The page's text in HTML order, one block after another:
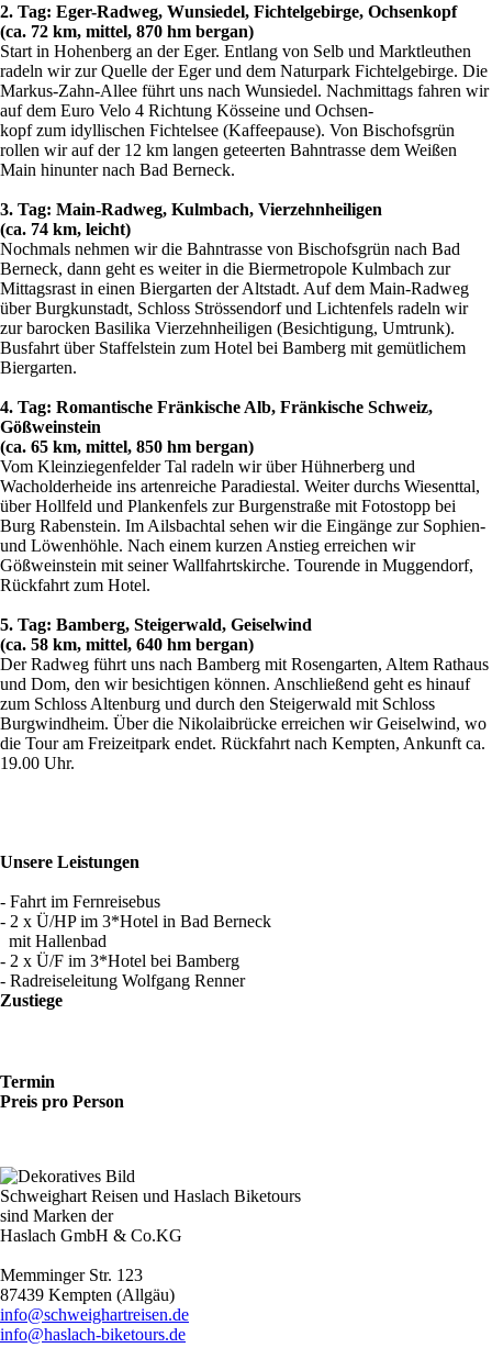
2. Tag: Eger-Radweg, Wunsiedel, Fichtelgebirge, Ochsenkopf
(ca. 72 km, mittel, 870 hm bergan)
Start in Hohenberg an der Eger. Entlang von Selb und Marktleuthen
radeln wir zur Quelle der Eger und dem Naturpark Fichtelgebirge. Die
Markus-Zahn-Allee führt uns nach Wunsiedel. Nachmittags fahren wir
auf dem Euro Velo 4 Richtung Kösseine und Ochsen-
kopf zum idyllischen Fichtelsee (Kaffeepause). Von Bischofsgrün
rollen wir auf der 12 km langen geteerten Bahntrasse dem Weißen
Main hinunter nach Bad Berneck.
3. Tag: Main-Radweg, Kulmbach, Vierzehnheiligen
(ca. 74 km, leicht)
Nochmals nehmen wir die Bahntrasse von Bischofsgrün nach Bad
Berneck, dann geht es weiter in die Biermetropole Kulmbach zur
Mittagsrast in einen Biergarten der Altstadt. Auf dem Main-Radweg
über Burgkunstadt, Schloss Strössendorf und Lichtenfels radeln wir
zur barocken Basilika Vierzehnheiligen (Besichtigung, Umtrunk).
Busfahrt über Staffelstein zum Hotel bei Bamberg mit gemütlichem
Biergarten.
4. Tag: Romantische Fränkische Alb, Fränkische Schweiz,
Gößweinstein
(ca. 65 km, mittel, 850 hm bergan)
Vom Kleinziegenfelder Tal radeln wir über Hühnerberg und
Wacholderheide ins artenreiche Paradiestal. Weiter durchs Wiesenttal,
über Hollfeld und Plankenfels zur Burgenstraße mit Fotostopp bei
Burg Rabenstein. Im Ailsbachtal sehen wir die Eingänge zur Sophien-
und Löwenhöhle. Nach einem kurzen Anstieg erreichen wir
Gößweinstein mit seiner Wallfahrtskirche. Tourende in Muggendorf,
Rückfahrt zum Hotel.
5. Tag: Bamberg, Steigerwald, Geiselwind
(ca. 58 km, mittel, 640 hm bergan)
Der Radweg führt uns nach Bamberg mit Rosengarten, Altem Rathaus
und Dom, den wir besichtigen können. Anschließend geht es hinauf
zum Schloss Altenburg und durch den Steigerwald mit Schloss
Burgwindheim. Über die Nikolaibrücke erreichen wir Geiselwind, wo
die Tour am Freizeitpark endet. Rückfahrt nach Kempten, Ankunft ca.
19.00 Uhr.
Unsere Leistungen
- Fahrt im Fernreisebus
- 2 x Ü/HP im 3*Hotel in Bad Berneck
mit Hallenbad
- 2 x Ü/F im 3*Hotel bei Bamberg
- Radreiseleitung Wolfgang Renner
Zustiege
Termin
Preis pro Person
Schweighart Reisen und Haslach Biketours
sind Marken der
Haslach GmbH & Co.KG
Memminger Str. 123
87439 Kempten (Allgäu)
info@schweighartreisen.de
info@haslach-biketours.de